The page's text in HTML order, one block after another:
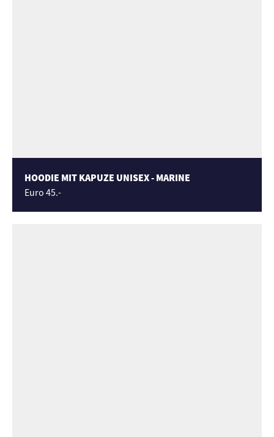
HOODIE MIT KAPUZE UNISEX - MARINE
Euro 45.-